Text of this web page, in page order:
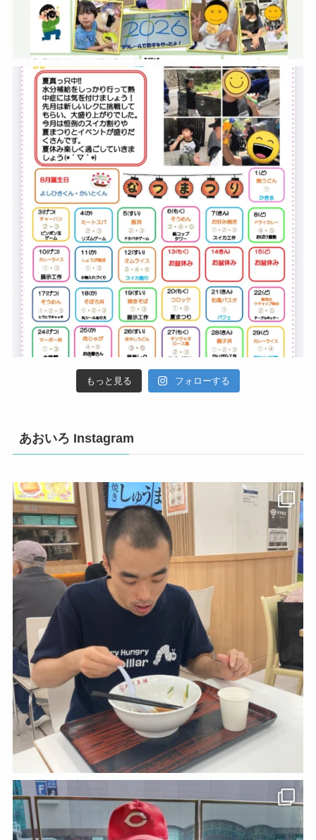
もっと見る フォローする
あおいろ Instagram